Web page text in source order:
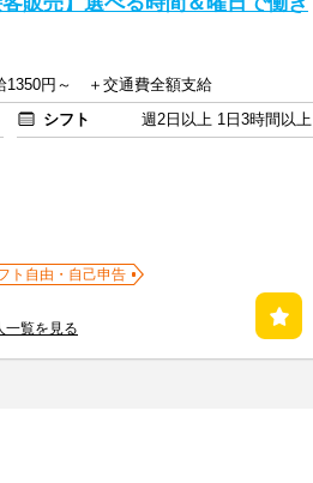
1350円～ ＋交通費全額支給
シフト
週2日以上 1日3時間以上
ト自由・自己申告
一覧を見る